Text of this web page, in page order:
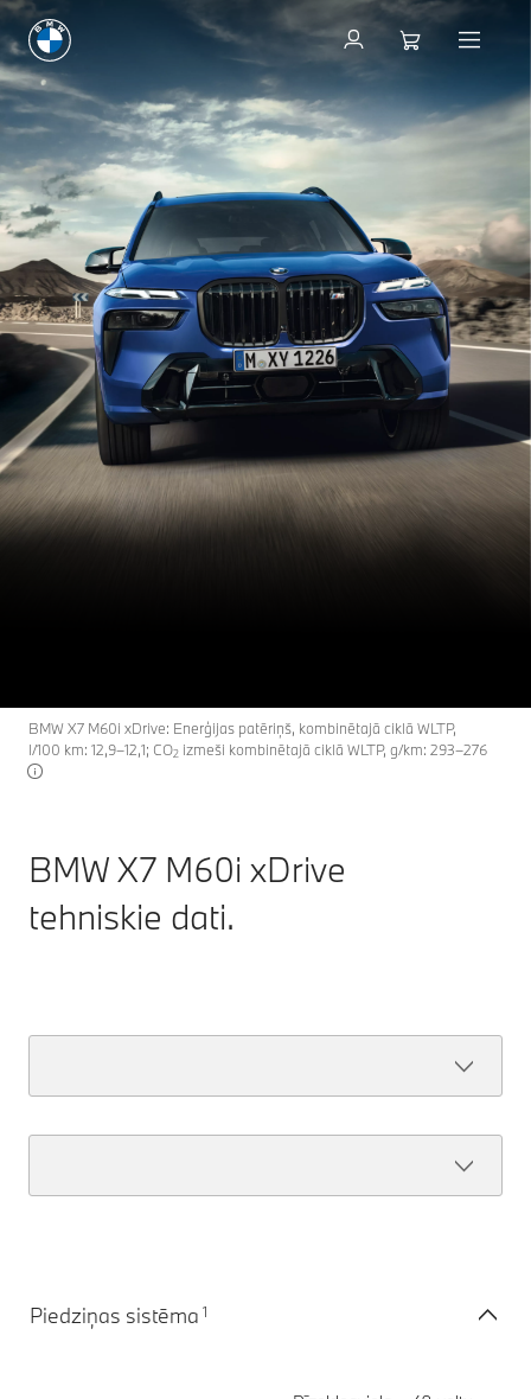
X7
BMW X7 M60i xDrive:
BMW X7 M60i xDrive: Enerģijas patēriņš, kombinētajā ciklā WLTP,
l/100 km: 12,9–12,1; CO2 izmeši kombinētajā ciklā WLTP, g/km: 293–276
BMW X7 M60i xDrive
tehniskie dati.
Piedziņas sistēma 1